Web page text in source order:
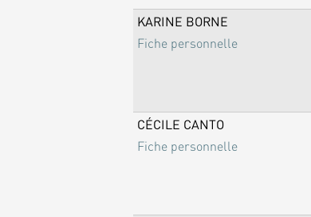
KARINE BORNE
Fiche personnelle
CÉCILE CANTO
Fiche personnelle